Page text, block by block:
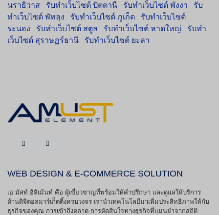
นราธิวาส
รับทำเว็บไซต์ ปัตตานี รับทำเว็บไซต์ พังงา
รับ
ทำเว็บไซต์ พัทลุง
รับทำเว็บไซต์ ภูเก็ต
รับทำเว็บไซต์
ระนอง
รับทำเว็บไซต์ สตูล รับทำเว็บไซต์ หาดใหญ่
รับทำ
เว็บไซต์ สุราษฏร์ธานี
รับทำเว็บไซต์ ยะลา
WEB DESIGN & E-COMMERCE SOLUTION
เอ มัสท์ อิลิเม้นท์ คือ ผู้เชี่ยวชาญที่พร้อมให้คำปรึกษา และดูแลให้บริการ
ด้านดิจิตอลมาร์เก็ตติ้งครบวงจร เรานำเทคโนโลยีมาเพิ่มประสิทธิภาพให้กับ
ธุรกิจของคุณ การเข้าถึงตลาด การตัดสินใจทางธุรกิจที่แม่นยำจากสถิติ